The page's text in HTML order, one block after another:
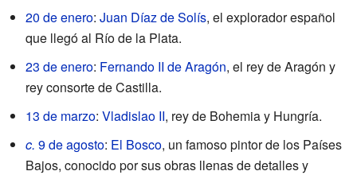
20 de enero: Juan Díaz de Solís, el explorador español
que llegó al Río de la Plata.
23 de enero: Fernando II de Aragón, el rey de Aragón y
rey consorte de Castilla.
13 de marzo: Vladislao II, rey de Bohemia y Hungría.
c. 9 de agosto: El Bosco, un famoso pintor de los Países
Bajos, conocido por sus obras llenas de detalles y